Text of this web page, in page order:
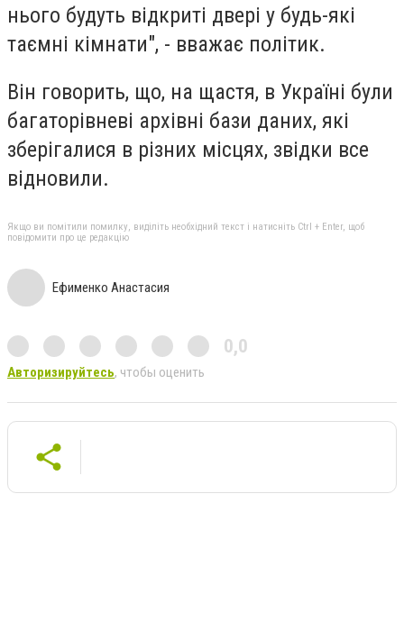
нього будуть відкриті двері у будь-які
таємні кімнати", - вважає політик.
Він говорить, що, на щастя, в Україні були
багаторівневі архівні бази даних, які
зберігалися в різних місцях, звідки все
відновили.
Якщо ви помітили помилку, виділіть необхідний текст і натисніть Ctrl + Enter, щоб
повідомити про це редакцію
Ефименко Анастасия
0,0
Авторизируйтесь, чтобы оценить